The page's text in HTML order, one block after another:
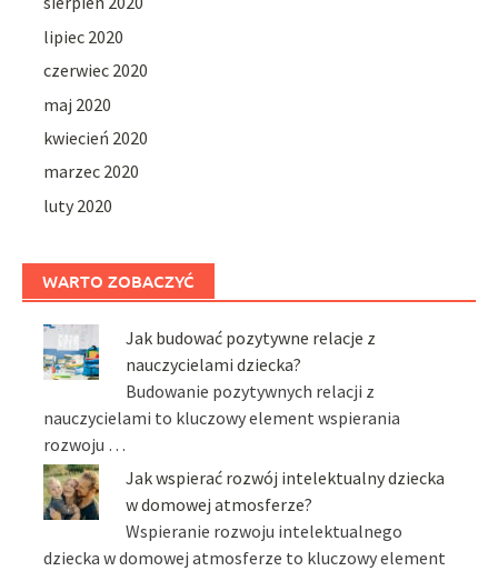
lipiec 2020
czerwiec 2020
maj 2020
kwiecień 2020
marzec 2020
luty 2020
WARTO ZOBACZYĆ
Jak budować pozytywne relacje z
nauczycielami dziecka?
Budowanie pozytywnych relacji z
nauczycielami to kluczowy element wspierania
rozwoju …
Jak wspierać rozwój intelektualny dziecka
w domowej atmosferze?
Wspieranie rozwoju intelektualnego
dziecka w domowej atmosferze to kluczowy element